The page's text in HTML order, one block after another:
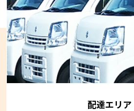
配達エリア